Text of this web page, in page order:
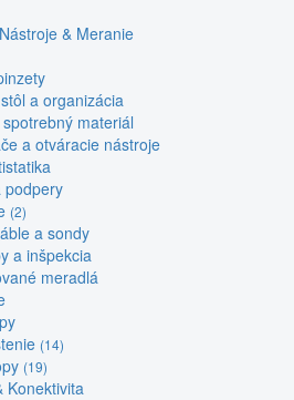
& Meranie
a organizácia
materiál
a otváracie nástroje
podpery
(2)
a sondy
a inšpekcia
meradlá
(14)
(19)
Konektivita